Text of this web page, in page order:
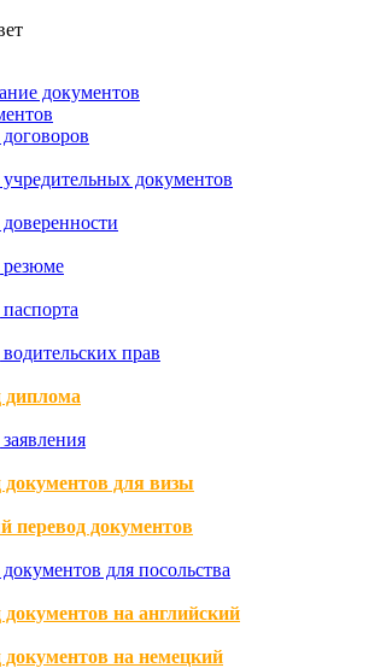
документов
документов
прав
диплома
документов для визы
перевод документов
для посольства
документов на английский
документов на немецкий